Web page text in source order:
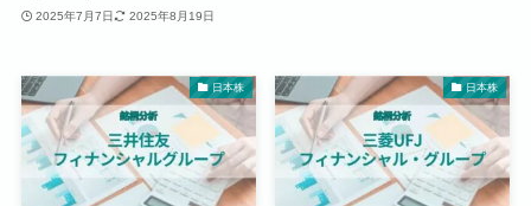
2025年7月7日 2025年8月19日
日本株 日本株